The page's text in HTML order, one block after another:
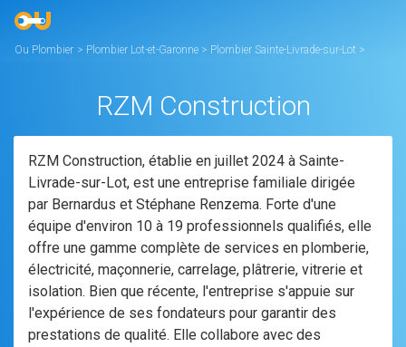
Ou Plombier > Plombier Lot-et-Garonne > Plombier Sainte-Livrade-sur-Lot >
RZM Construction
RZM Construction, établie en juillet 2024 à Sainte-
Livrade-sur-Lot, est une entreprise familiale dirigée
par Bernardus et Stéphane Renzema. Forte d'une
équipe d'environ 10 à 19 professionnels qualifiés, elle
offre une gamme complète de services en plomberie,
électricité, maçonnerie, carrelage, plâtrerie, vitrerie et
isolation. Bien que récente, l'entreprise s'appuie sur
l'expérience de ses fondateurs pour garantir des
prestations de qualité. Elle collabore avec des